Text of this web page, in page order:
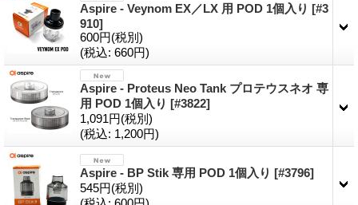
Aspire - Veynom EX／LX 用 POD 1個入り [#3
910]
600円(税別)
(税込: 660円)
Aspire - Proteus Neo Tank プロテウスネオ 専
用 POD 1個入り [#3822]
1,091円(税別)
(税込: 1,200円)
Aspire - BP Stik 専用 POD 1個入り [#3796]
545円(税別)